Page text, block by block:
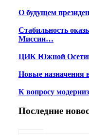
О будущем
Стабильность
Миссии…
ЦИК Южной
Новые назначения
К вопросу
Последние